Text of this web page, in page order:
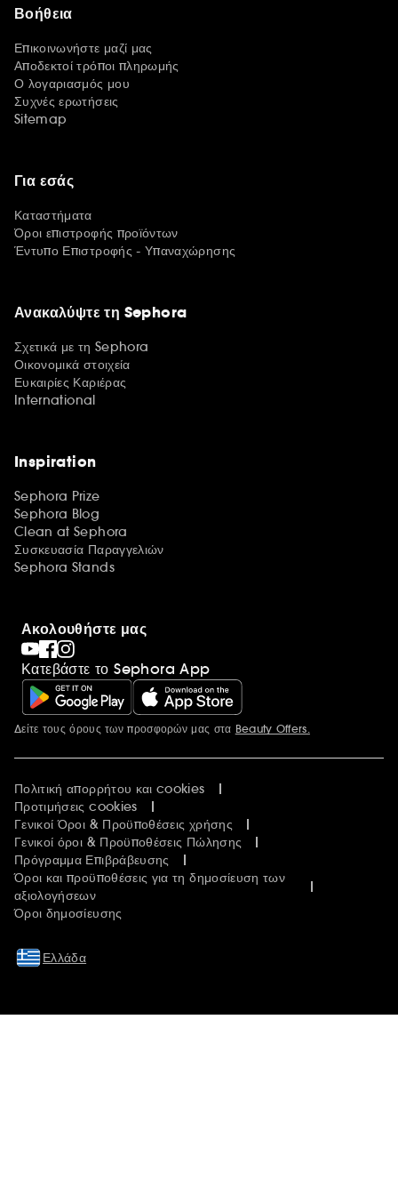
Βοήθεια
Επικοινωνήστε μαζί μας
Αποδεκτοί τρόποι πληρωμής
Ο λογαριασμός μου
Συχνές ερωτήσεις
Sitemap
Για εσάς
Καταστήματα
Όροι επιστροφής προϊόντων
Έντυπο Επιστροφής - Υπαναχώρησης
Ανακαλύψτε τη Sephora
Σχετικά με τη Sephora
Οικονομικά στοιχεία
Ευκαιρίες Καριέρας
International
Inspiration
Sephora Prize
Sephora Blog
Clean at Sephora
Συσκευασία Παραγγελιών
Sephora Stands
Ακολουθήστε μας
Κατεβάστε το Sephora App
Περισσότερες πληροφορίες
Δείτε τους όρους των προσφορών μας στα Beauty Offers.
Πολιτική απορρήτου και cookies
Προτιμήσεις cookies
Γενικοί Όροι & Προϋποθέσεις χρήσης
Γενικοί όροι & Προϋποθέσεις Πώλησης
Πρόγραμμα Επιβράβευσης
Όροι και προϋποθέσεις για τη δημοσίευση των
αξιολογήσεων
Όροι δημοσίευσης
Ελλάδα